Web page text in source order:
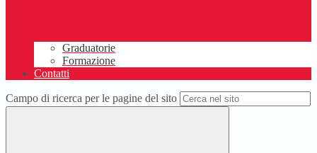
Graduatorie
Formazione
Contatti
Campo di ricerca per le pagine del sito